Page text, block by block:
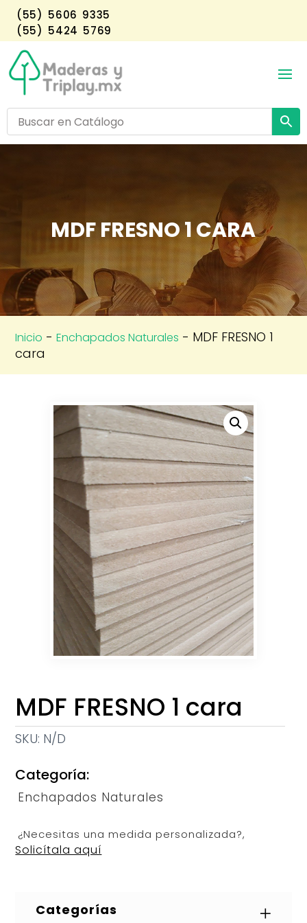
(55) 5606 9335
(55) 5424 5769
MDF FRESNO 1 CARA
Inicio -Enchapados Naturales - MDF FRESNO 1
cara
MDF FRESNO 1 cara
SKU: N/D
Categoría:
Enchapados Naturales
¿Necesitas una medida personalizada?,
Solicítala aquí
Categorías